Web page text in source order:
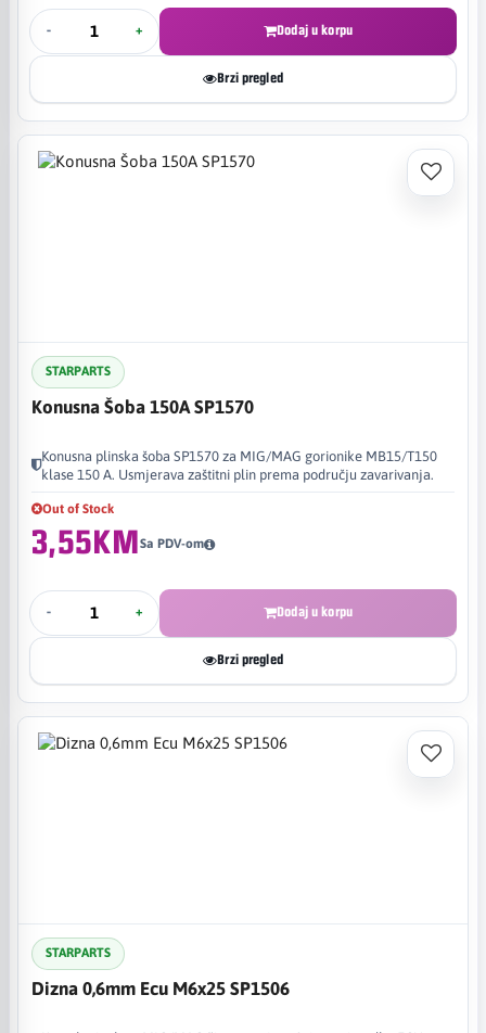
- + Dodaj u korpu
Brzi pregled
STARPARTS
Konusna Šoba 150A SP1570
Konusna plinska šoba SP1570 za MIG/MAG gorionike MB15/T150
klase 150 A. Usmjerava zaštitni plin prema području zavarivanja.
Out of Stock
3,55KMSa PDV-om
- + Dodaj u korpu
Brzi pregled
STARPARTS
Dizna 0,6mm Ecu M6x25 SP1506